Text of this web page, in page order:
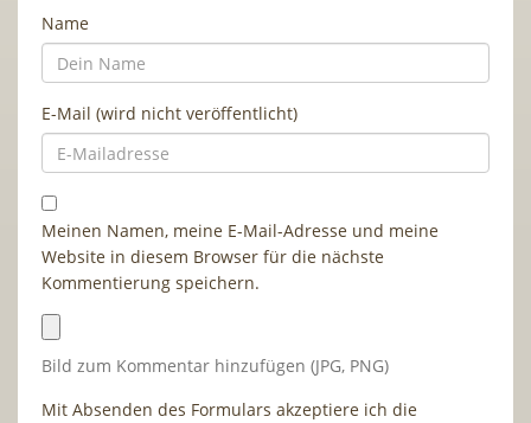
Name
E-Mail (wird nicht veröffentlicht)
Meinen Namen, meine E-Mail-Adresse und meine
Website in diesem Browser für die nächste
Kommentierung speichern.
Bild zum Kommentar hinzufügen (JPG, PNG)
Mit Absenden des Formulars akzeptiere ich die